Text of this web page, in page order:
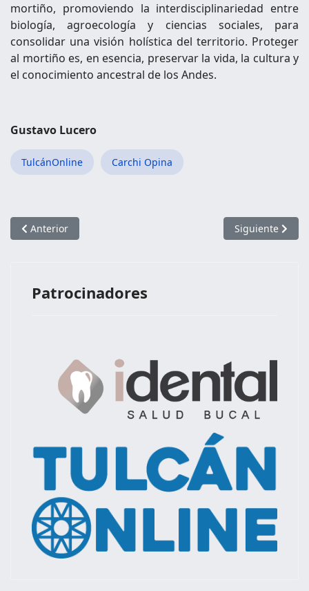
mortiño, promoviendo la interdisciplinariedad entre
biología, agroecología y ciencias sociales, para
consolidar una visión holística del territorio. Proteger
al mortiño es, en esencia, preservar la vida, la cultura y
el conocimiento ancestral de los Andes.
Gustavo Lucero
TulcánOnline Carchi Opina
Artículo anterior: Dentro del Macrocosmos de las Mariposas
Anterior Artículo
Siguiente
Patrocinadores